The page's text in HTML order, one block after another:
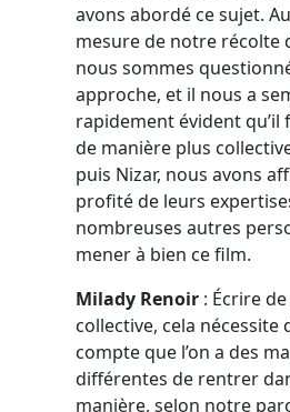
avons abordé ce sujet.
mesure de notre récolte
nous sommes
approche, et il nous a
rapidement évident
de manière plus
puis Nizar, nous avons
profité de leurs
nombreuses autres
mener à bien ce film.
Milady Renoir : Écrire
collective, cela nécessite
compte que l’on a des
différentes de rentrer
manière, selon notre